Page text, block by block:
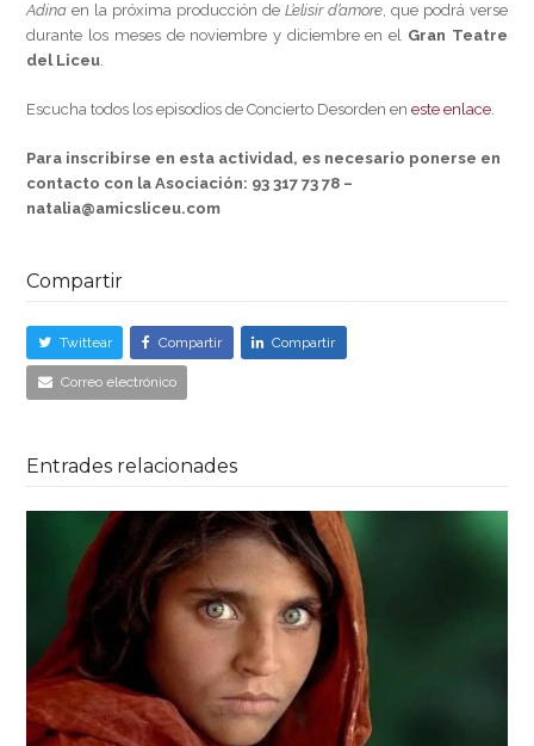
Adina en la próxima producción de L’elisir d’amore, que podrá verse
durante los meses de noviembre y diciembre en el Gran Teatre
del Liceu.
Escucha todos los episodios de Concierto Desorden eneste enlace.
Para inscribirse en esta actividad, es necesario ponerse en
contacto con la Asociación: 93 317 73 78 –
natalia@amicsliceu.com
Compartir
Twittear Compartir Compartir
Correo electrónico
Entrades relacionades